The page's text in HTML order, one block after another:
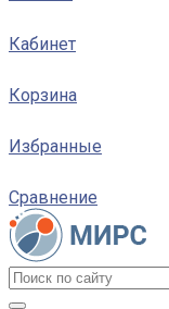
Кабинет
Корзина
Избранные
Сравнение